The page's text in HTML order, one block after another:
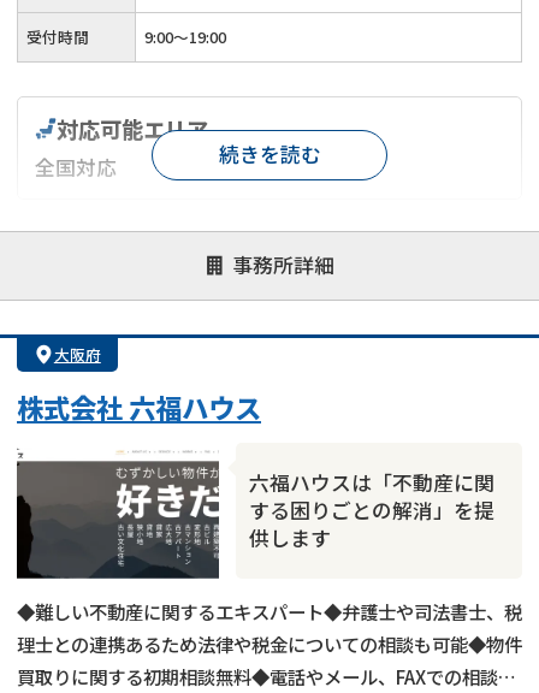
受付時間 9:00～19:00
事務所詳細
対応可能エリア
全国対応
対応が親身 オンライン面談可能
レスポンスが早い
1億円以上の買取可
続きを読む
大阪府
株式会社 六福ハウス
六福ハウスは「不動産に関
する困りごとの解消」を提
供します
◆難しい不動産に関するエキスパート◆弁護士や司法書士、税
理士との連携あるため法律や税金についての相談も可能◆物件
買取りに関する初期相談無料◆電話やメール、FAXでの相談可